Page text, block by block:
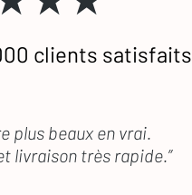
clients satisfaits
plus beaux en vrai.
livraison très rapide.”